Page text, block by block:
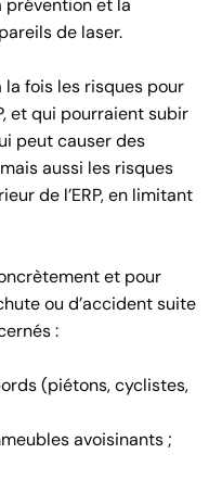
de laser.
la fois les risques pour
et qui pourraient subir
peut causer des
aussi les risques
de l’ERP, en limitant
et pour
ou d’accident suite
:
(piétons, cyclistes,
avoisinants ;